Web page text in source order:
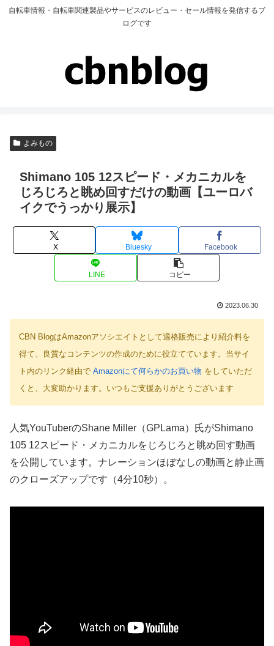
自転車情報・自転車関連製品やサービスのレビュー・セール情報を発信するブ
ログです
よみもの
Shimano 105 12スピード・メカニカルを
じろじろと眺め回すだけの動画【ユーロバ
イクでうっかり展示】
X Bluesky Facebook
LINE コピー
2023.06.30
CBN BlogはAmazonアソシエイトとして適格販売により紹介料を
得て、良質なコンテンツの作成のために役立てています。当サイ
ト内のリンク経由で Amazonにて何らかのお買い物 をしていただ
くと、大変助かります。いつもご支援ありがとうございます
人気YouTuberのShane Miller（GPLama）氏がShimano
105 12スピード・メカニカルをじろじろと眺め回す動画
を公開しています。ナレーションほぼなしの動画と静止画
のクローズアップです（4分10秒）。